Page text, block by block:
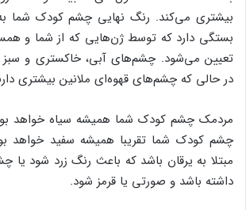
بیشتری ‌می‌کند. رنگ نهایی چشم کودک شما
بستگی دارد که توسط ژن‌هایی که از شما و
تعیین ‌می‌شود. چشم‌های آبی، خاکستری و سبز
در حالی که چشم‌های قهوه‌ای ملانین بیشتری
مردمک چشم کودک شما همیشه سیاه خواهد
چشم کودک شما تقریبا همیشه سفید خواهد
مبتلا به یرقان باشد که باعث رنگ زرد شود یا
داشته باشد و صورتی یا قرمز شود.